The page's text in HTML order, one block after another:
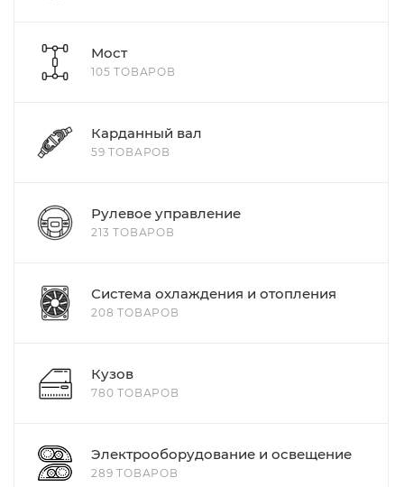
Мост
105 ТОВАРОВ
Карданный вал
59 ТОВАРОВ
Рулевое управление
213 ТОВАРОВ
Система охлаждения и отопления
208 ТОВАРОВ
Кузов
780 ТОВАРОВ
Электрооборудование и освещение
289 ТОВАРОВ